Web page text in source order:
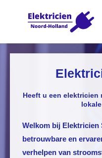
Heeft u een
Welkom bij Elektricien
betrouwbare en
verhelpen van